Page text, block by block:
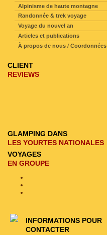
Alpinisme de haute montagne
Randonnée & trek voyage
Voyage du nouvel an
Articles et publications
À propos de nous / Coordonnées
CLIENT
REVIEWS
GLAMPING DANS
LES YOURTES NATIONALES
VOYAGES
EN GROUPE
INFORMATIONS POUR
CONTACTER